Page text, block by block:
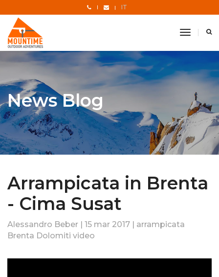
IT
toggle
News Blog
Arrampicata in Brenta
- Cima Susat
Alessandro Beber | 15 mar 2017 | arrampicata
Brenta Dolomiti video